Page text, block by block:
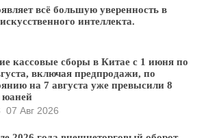
всё большую уверенность в
интеллекта.
кассовые сборы в Китае с 1 июня по
включая предпродажи, по
на 7 августа уже превысили 8
юаней
07 Авг 2026